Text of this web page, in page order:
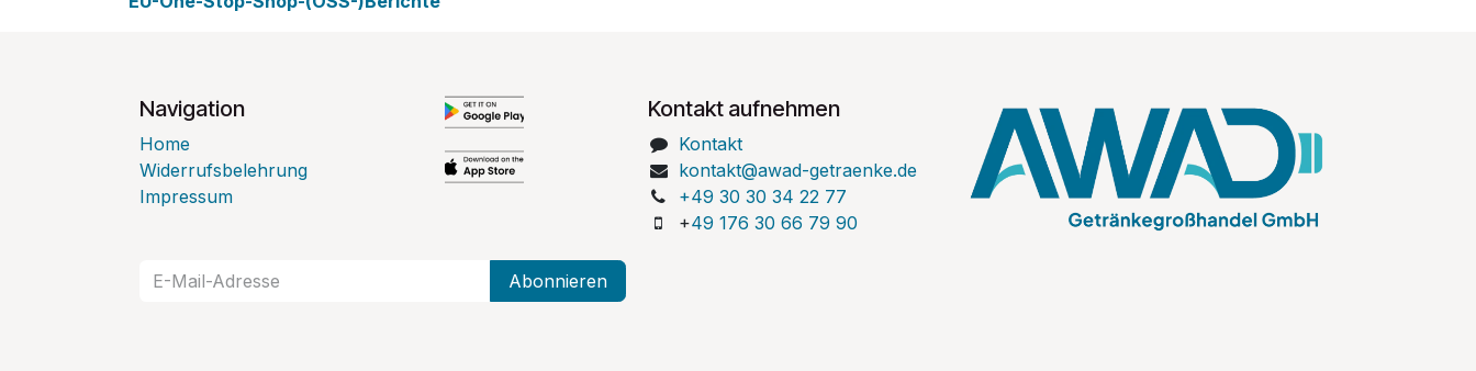
Navigation
Home
Widerrufsbelehrung
Impressum
Kontakt aufnehmen
Kontakt
kontakt@awad-getraenke.de
+49 30 30 34 22 77
+49 176 30 66 79 90
Abonnieren